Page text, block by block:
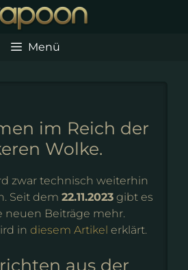
Menü
im Reich der
Wolke.
zwar technisch weiterhin
Seit dem 22.11.2023 gibt es
neuen Beiträge mehr.
in diesem Artikel erklärt.
aus der